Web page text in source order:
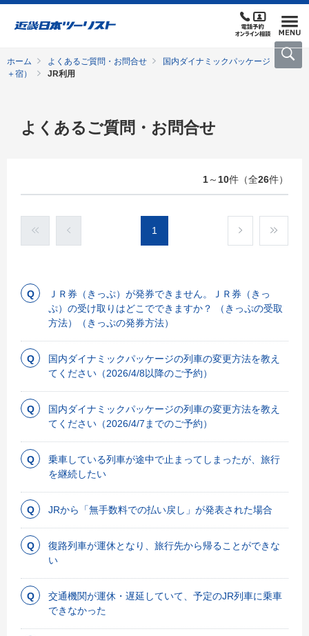
ホーム よくあるご質問・お問合せ
国内ダイナミックパッケージ（交通
＋宿）
JR利用
よくあるご質問・お問合せ
1～ 10件（全26件）
1
ＪＲ券（きっぷ）が発券できません。ＪＲ券（きっ
ぷ）の受け取りはどこでできますか？ （きっぷの受取
方法）（きっぷの発券方法）
国内ダイナミックパッケージの列車の変更方法を教え
てください（2026/4/8以降のご予約）
国内ダイナミックパッケージの列車の変更方法を教え
てください（2026/4/7までのご予約）
乗車している列車が途中で止まってしまったが、旅行
を継続したい
JRから「無手数料での払い戻し」が発表された場合
復路列車が運休となり、旅行先から帰ることができな
い
交通機関が運休・遅延していて、予定のJR列車に乗車
できなかった